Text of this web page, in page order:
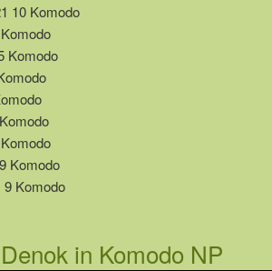
10 Komodo
Komodo
Komodo
9 Komodo
in Komodo NP